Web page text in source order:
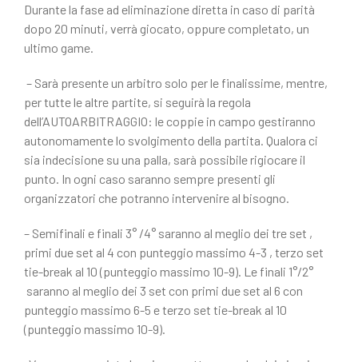
Durante la fase ad eliminazione diretta in caso di parità
dopo 20 minuti, verrà giocato, oppure completato, un
ultimo game.
– Sarà presente un arbitro solo per le finalissime, mentre,
per tutte le altre partite, si seguirà la regola
dell’AUTOARBITRAGGIO: le coppie in campo gestiranno
autonomamente lo svolgimento della partita. Qualora ci
sia indecisione su una palla, sarà possibile rigiocare il
punto. In ogni caso saranno sempre presenti gli
organizzatori che potranno intervenire al bisogno.
– Semifinali e finali 3° /4° saranno al meglio dei tre set ,
primi due set al 4 con punteggio massimo 4-3 , terzo set
tie-break al 10 (punteggio massimo 10-9). Le finali 1°/2°
saranno al meglio dei 3 set con primi due set al 6 con
punteggio massimo 6-5 e terzo set tie-break al 10
(punteggio massimo 10-9).